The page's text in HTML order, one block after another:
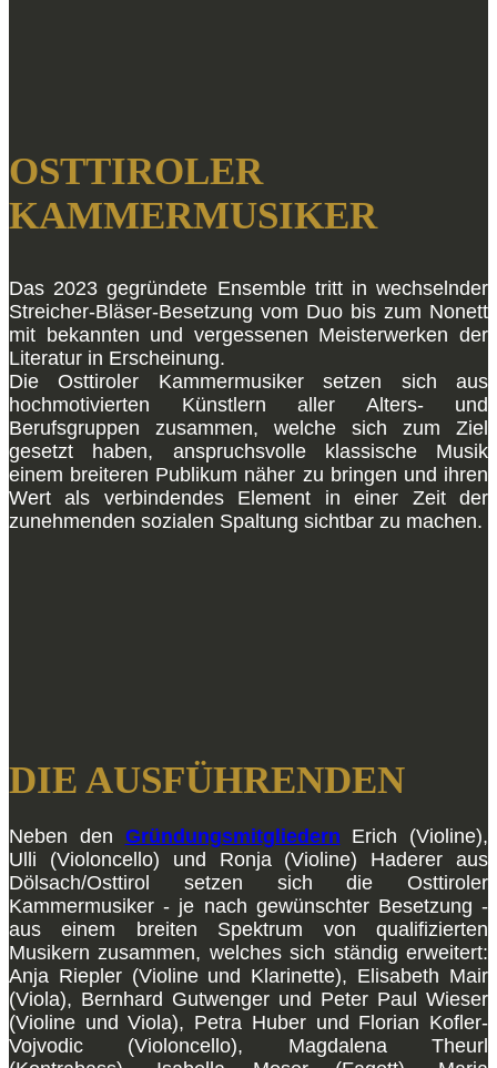
OSTTIROLER
KAMMERMUSIKER
Das 2023 gegründete Ensemble tritt in wechselnder
Streicher-Bläser-Besetzung vom Duo bis zum Nonett
mit bekannten und vergessenen Meisterwerken der
Literatur in Erscheinung.
Die Osttiroler Kammermusiker setzen sich aus
hochmotivierten Künstlern aller Alters- und
Berufsgruppen zusammen, welche sich zum Ziel
gesetzt haben, anspruchsvolle klassische Musik
einem breiteren Publikum näher zu bringen und ihren
Wert als verbindendes Element in einer Zeit der
zunehmenden sozialen Spaltung sichtbar zu machen.
DIE AUSFÜHRENDEN
Neben den Gründungsmitgliedern Erich (Violine),
Ulli (Violoncello) und Ronja (Violine) Haderer aus
Dölsach/Osttirol setzen sich die Osttiroler
Kammermusiker - je nach gewünschter Besetzung -
aus einem breiten Spektrum von qualifizierten
Musikern zusammen, welches sich ständig erweitert:
Anja Riepler (Violine und Klarinette), Elisabeth Mair
(Viola), Bernhard Gutwenger und Peter Paul Wieser
(Violine und Viola), Petra Huber und Florian Kofler-
Vojvodic (Violoncello), Magdalena Theurl